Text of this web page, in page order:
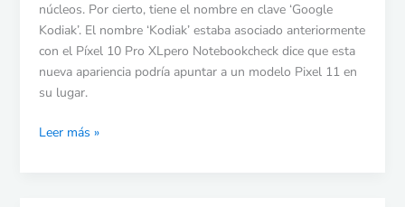
núcleos. Por cierto, tiene el nombre en clave ‘Google
Kodiak’. El nombre ‘Kodiak’ estaba asociado anteriormente
con el Píxel 10 Pro XLpero Notebookcheck dice que esta
nueva apariencia podría apuntar a un modelo Pixel 11 en
su lugar.
con
una
configuración
de
7
Leer más »